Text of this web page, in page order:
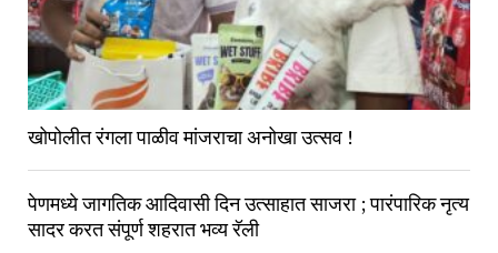
खोपोलीत रंगला पाळीव मांजराचा अनोखा उत्सव !
पेणमध्ये जागतिक आदिवासी दिन उत्साहात साजरा ; पारंपारिक नृत्य
सादर करत संपूर्ण शहरात भव्य रॅली